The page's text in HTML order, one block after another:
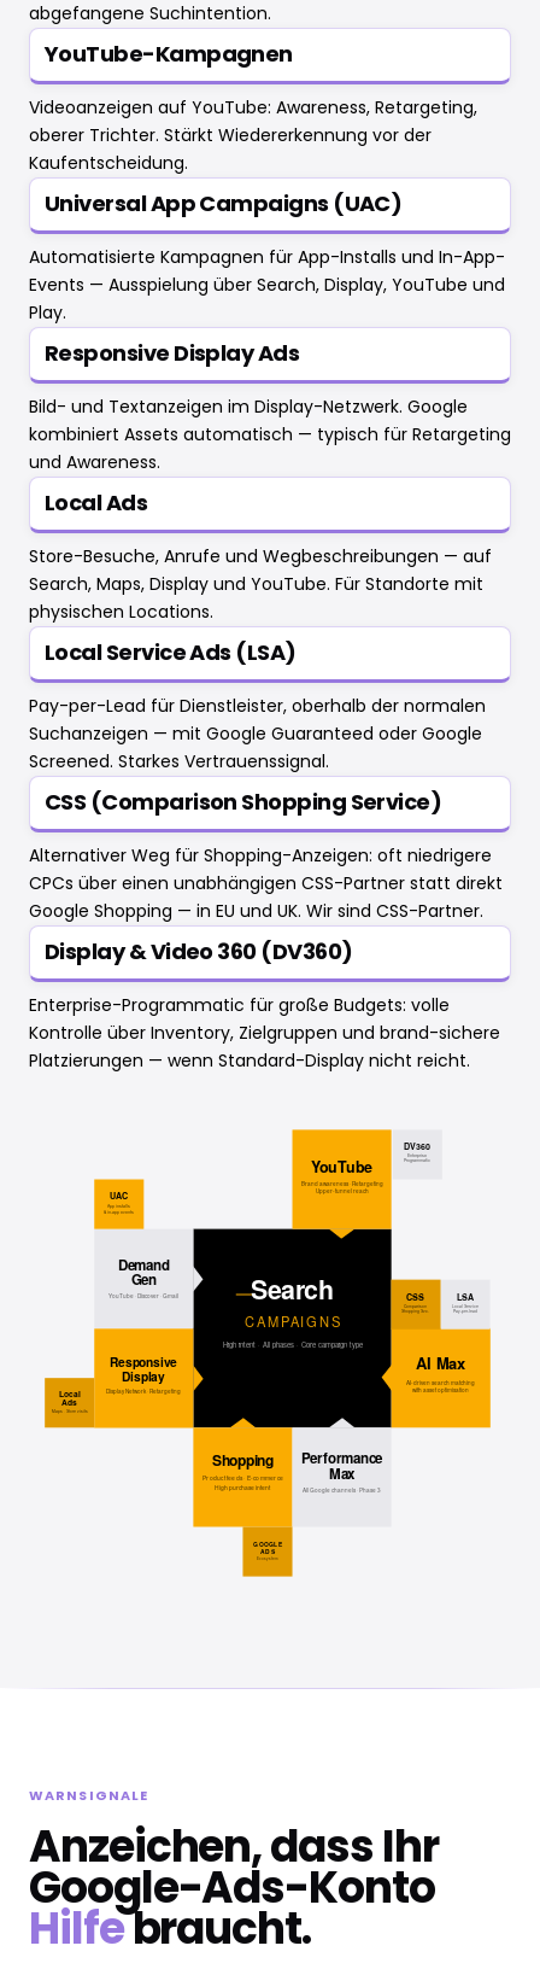
abgefangene Suchintention.
YouTube-Kampagnen
Videoanzeigen auf YouTube: Awareness, Retargeting,
oberer Trichter. Stärkt Wiedererkennung vor der
Kaufentscheidung.
Universal App Campaigns (UAC)
Automatisierte Kampagnen für App-Installs und In-App-
Events — Ausspielung über Search, Display, YouTube und
Play.
Responsive Display Ads
Bild- und Textanzeigen im Display-Netzwerk. Google
kombiniert Assets automatisch — typisch für Retargeting
und Awareness.
Local Ads
Store-Besuche, Anrufe und Wegbeschreibungen — auf
Search, Maps, Display und YouTube. Für Standorte mit
physischen Locations.
Local Service Ads (LSA)
Pay-per-Lead für Dienstleister, oberhalb der normalen
Suchanzeigen — mit Google Guaranteed oder Google
Screened. Starkes Vertrauenssignal.
CSS (Comparison Shopping Service)
Alternativer Weg für Shopping-Anzeigen: oft niedrigere
CPCs über einen unabhängigen CSS-Partner statt direkt
Google Shopping — in EU und UK. Wir sind CSS-Partner.
Display & Video 360 (DV360)
Enterprise-Programmatic für große Budgets: volle
Kontrolle über Inventory, Zielgruppen und brand-sichere
Platzierungen — wenn Standard-Display nicht reicht.
WARNSIGNALE
Anzeichen, dass Ihr
Google-Ads-Konto
Hilfebraucht.